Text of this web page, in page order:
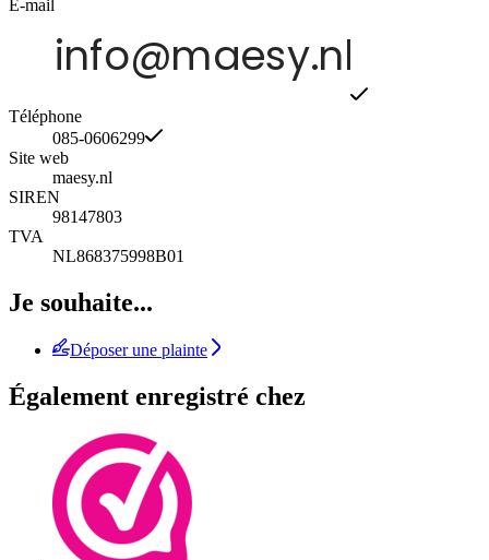
E-mail
Téléphone
085-0606299
Site web
maesy.nl
SIREN
98147803
TVA
NL868375998B01
Je souhaite...
Déposer une plainte
Également enregistré chez